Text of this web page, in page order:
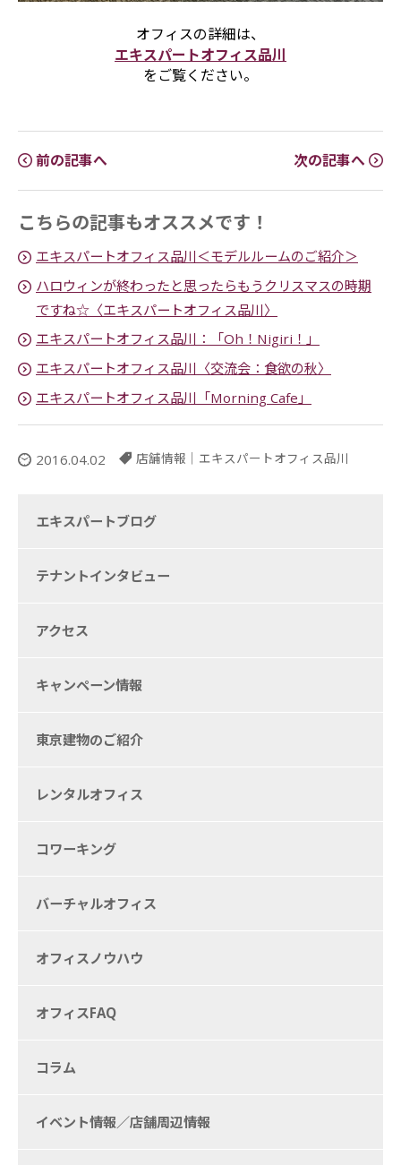
オフィスの詳細は、
エキスパートオフィス品川
をご覧ください。
前の記事へ 次の記事へ
こちらの記事もオススメです！
エキスパートオフィス品川＜モデルルームのご紹介＞
ハロウィンが終わったと思ったらもうクリスマスの時期
ですね☆〈エキスパートオフィス品川〉
エキスパートオフィス品川：「Oh！Nigiri！」
エキスパートオフィス品川〈交流会：食欲の秋〉
エキスパートオフィス品川「Morning Cafe」
2016.04.02 店舗情報 ｜ エキスパートオフィス品川
エキスパートブログ
テナントインタビュー
アクセス
キャンペーン情報
東京建物のご紹介
レンタルオフィス
コワーキング
バーチャルオフィス
オフィスノウハウ
オフィスFAQ
コラム
イベント情報／店舗周辺情報